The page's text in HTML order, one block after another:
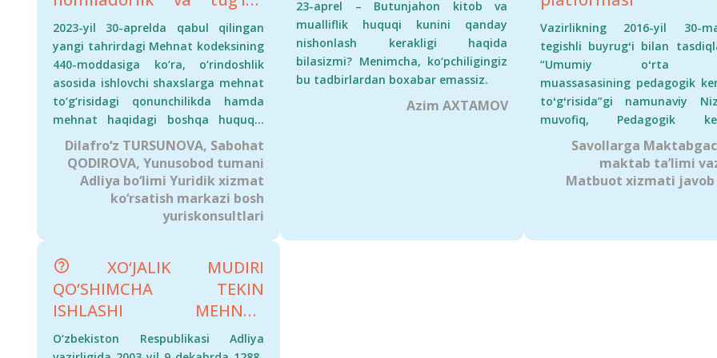
yili 15-sentabrga qadar
oʻqituvchilarga dars soatlari
quyidagi ustuvor ketma-ketlik
asosida taqsimlanadi:
nafaqasini oladi­mi?
2023-yil 30-aprelda qabul qilingan
yangi tahrirdagi Mehnat kodeksining
440-moddasiga ko‘ra, o‘rindoshlik
asosida ishlovchi shaxslarga mehnat
to‘g‘risidagi qonunchilikda hamda
mehnat haqidagi boshqa huquqiy
hujjatlarda nazarda tutilgan o‘zga
kafolatli to‘lovlar va kompensatsiya
to‘lovlari to‘liq hajmda beriladi.
Dilafro‘z TURSUNOVA, Sabohat
QODIROVA, Yunusobod tumani
Adliya bo‘limi Yuridik xizmat
ko‘rsatish markazi bosh
yuriskonsultlari
23-aprel – Butunjahon kitob va
mualliflik huquqi kunini qanday
nishonlash kerakligi haqida
bilasizmi? Menimcha, ko‘pchiligingiz
bu tadbirlardan boxabar emassiz.
Azim AXTAMOV
muhokamalarga
boʻlmoqda. 2024-
fevraldagi
nizomida
qoʻllanma yoki
tavsiya
taʻkidlangan.
vaqtgacha 3
pedagogik
shuningdek,
Vazirlikning 2016-yil 30-
tegishli buyrugʻi bilan
“Umumiy oʻrta
muassasasining pedagogik
toʻgʻrisida”gi namunaviy
muvofiq, Pedagogik
umumtaʼlim muassasasi
doir asosiy masalalar
muhokama qilinadigan,
muassasasida oʻquv-
Savollarga
maktab ta’limi
Matbuot xizmati javob
XO‘JALIK MUDIRI
QO‘SHIMCHA TEKIN
ISHLASHI MEHNAT
QONUNCHILIGIGA
MUVOFIQMI?
O‘zbekiston Respublikasi Adliya